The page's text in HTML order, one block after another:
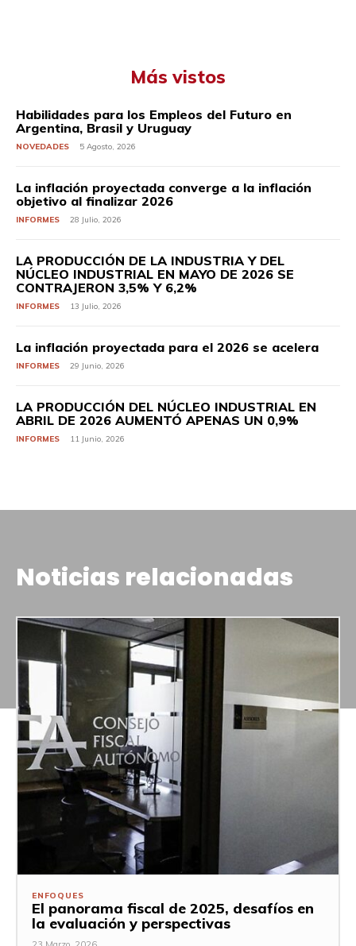
Más vistos
Habilidades para los Empleos del Futuro en
Argentina, Brasil y Uruguay
NOVEDADES 5 Agosto, 2026
La inflación proyectada converge a la inflación
objetivo al finalizar 2026
INFORMES 28 Julio, 2026
LA PRODUCCIÓN DE LA INDUSTRIA Y DEL
NÚCLEO INDUSTRIAL EN MAYO DE 2026 SE
CONTRAJERON 3,5% Y 6,2%
INFORMES 13 Julio, 2026
La inflación proyectada para el 2026 se acelera
INFORMES 29 Junio, 2026
LA PRODUCCIÓN DEL NÚCLEO INDUSTRIAL EN
ABRIL DE 2026 AUMENTÓ APENAS UN 0,9%
INFORMES 11 Junio, 2026
Noticias relacionadas
ENFOQUES
El panorama fiscal de 2025, desafíos en
la evaluación y perspectivas